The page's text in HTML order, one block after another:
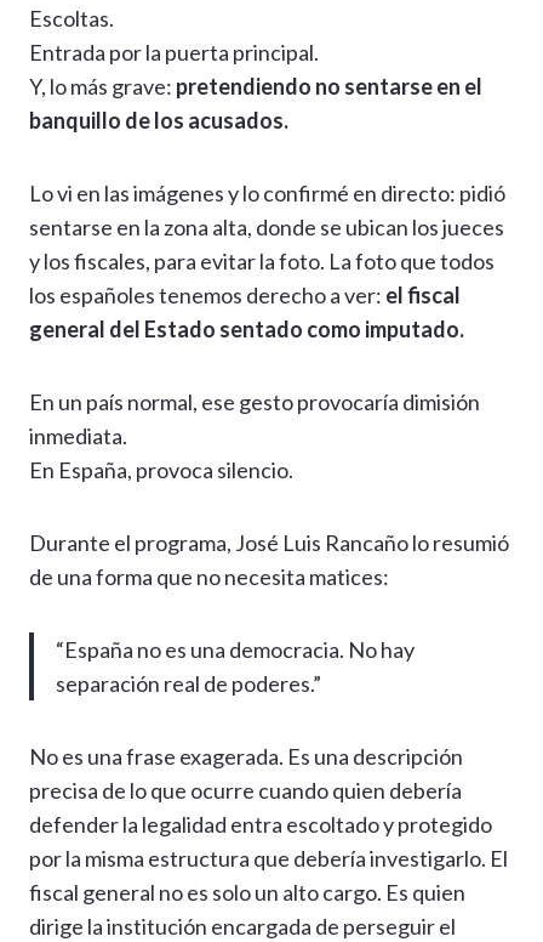
Escoltas.
Entrada por la puerta principal.
Y, lo más grave: pretendiendo no sentarse en el
banquillo de los acusados.
Lo vi en las imágenes y lo confirmé en directo: pidió
sentarse en la zona alta, donde se ubican los jueces
y los fiscales, para evitar la foto. La foto que todos
los españoles tenemos derecho a ver: el fiscal
general del Estado sentado como imputado.
En un país normal, ese gesto provocaría dimisión
inmediata.
En España, provoca silencio.
Durante el programa, José Luis Rancaño lo resumió
de una forma que no necesita matices:
“España no es una democracia. No hay
separación real de poderes.”
No es una frase exagerada. Es una descripción
precisa de lo que ocurre cuando quien debería
defender la legalidad entra escoltado y protegido
por la misma estructura que debería investigarlo. El
fiscal general no es solo un alto cargo. Es quien
dirige la institución encargada de perseguir el